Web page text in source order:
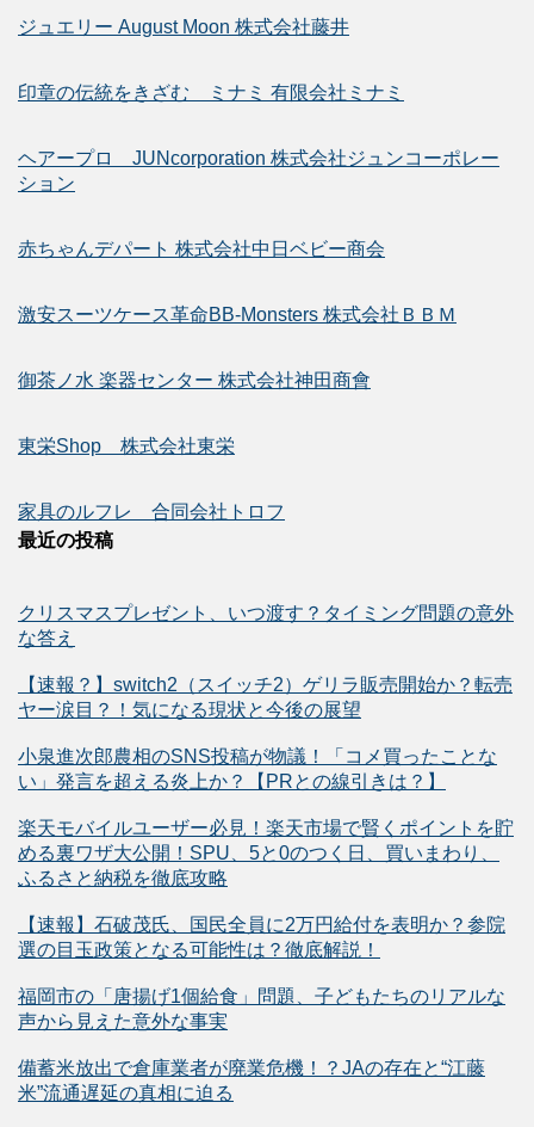
ジュエリー August Moon 株式会社藤井
印章の伝統をきざむ ミナミ 有限会社ミナミ
ヘアープロ JUNcorporation 株式会社ジュンコーポレー
ション
赤ちゃんデパート 株式会社中日ベビー商会
激安スーツケース革命BB-Monsters 株式会社ＢＢＭ
御茶ノ水 楽器センター 株式会社神田商會
東栄Shop 株式会社東栄
家具のルフレ 合同会社トロフ
最近の投稿
クリスマスプレゼント、いつ渡す？タイミング問題の意外
な答え
【速報？】switch2（スイッチ2）ゲリラ販売開始か？転売
ヤー涙目？！気になる現状と今後の展望
小泉進次郎農相のSNS投稿が物議！「コメ買ったことな
い」発言を超える炎上か？【PRとの線引きは？】
楽天モバイルユーザー必見！楽天市場で賢くポイントを貯
める裏ワザ大公開！SPU、5と0のつく日、買いまわり、
ふるさと納税を徹底攻略
【速報】石破茂氏、国民全員に2万円給付を表明か？参院
選の目玉政策となる可能性は？徹底解説！
福岡市の「唐揚げ1個給食」問題、子どもたちのリアルな
声から見えた意外な事実
備蓄米放出で倉庫業者が廃業危機！？JAの存在と“江藤
米”流通遅延の真相に迫る